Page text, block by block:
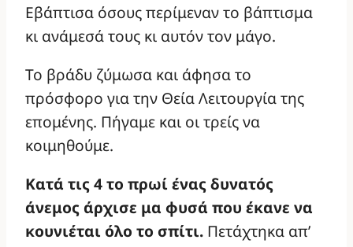
Εβάπτισα όσους περίμεναν το βάπτισμα
κι ανάμεσά τους κι αυτόν τον μάγο.
Το βράδυ ζύμωσα και άφησα το
πρόσφορο για την Θεία Λειτουργία της
επομένης. Πήγαμε και οι τρείς να
κοιμηθούμε.
Κατά τις 4 το πρωί ένας δυνατός
άνεμος άρχισε μα φυσά που έκανε να
κουνιέται όλο το σπίτι. Πετάχτηκα απ’